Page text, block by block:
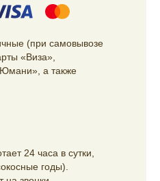
(при самовывозе
«Виза»,
а также
24 часа в сутки,
годы).